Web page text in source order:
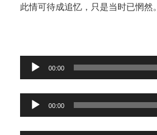
此情可待成追忆，只是当时已惘然。
频
播
器
00:00
频
播
00:00